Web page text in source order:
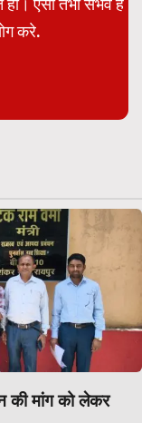
ऐसा तभी संभव है
करे.
की मांग को लेकर